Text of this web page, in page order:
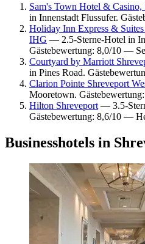
Sam's Town Hotel & Casino,
in Innenstadt Flussufer.
Holiday Inn Express &
IHG — 2.5-Sterne-Hotel in
Gästebewertung: 8,0/10 —
Courtyard by Marriott
in Pines Road.
Clarion Pointe Shreveport
Mooretown.
Hilton Shreveport — 3.5-
Gästebewertung: 8,6/10 —
Businesshotels in